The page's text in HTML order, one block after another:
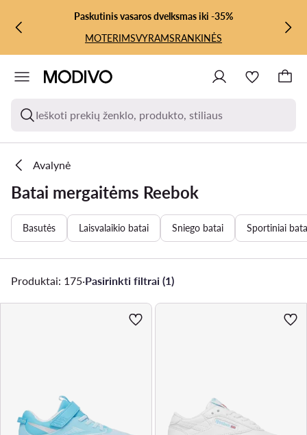
PEREITI PRIE PAGRINDINIO TURINIO
PEREITI Į PAIEŠKĄPaskutinis vasaros dvelksmas iki -35%
MOTERIMSVYRAMSRANKINĖS
Ieškoti prekių ženklo, produkto, stiliaus
Avalynė
Batai mergaitėms Reebok
Basutės Laisvalaikio batai Sniego batai Sportiniai
Produktai: 175·Pasirinkti filtrai (1)